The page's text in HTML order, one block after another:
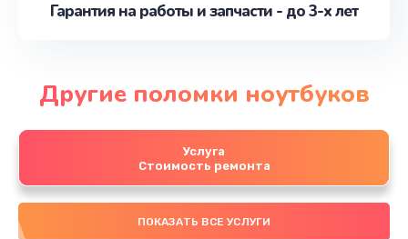
Гарантия на работы и запчасти - до 3-х лет
Другие поломки ноутбуков
Услуга
Стоимость ремонта
ПОКАЗАТЬ ВСЕ УСЛУГИ